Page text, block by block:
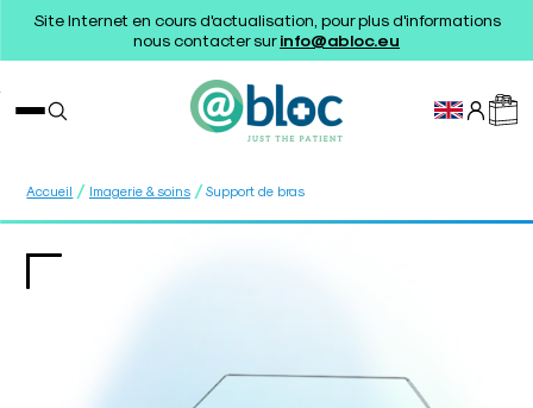
Site Internet en cours d'actualisation, pour plus d'informations
nous contacter surinfo@abloc.eu
Accueil / Imagerie & soins / Support de bras